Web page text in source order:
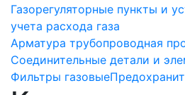
Газорегуляторные пункты и
учета расхода газа
Арматура трубопроводная
Соединительные детали и
Фильтры газовые